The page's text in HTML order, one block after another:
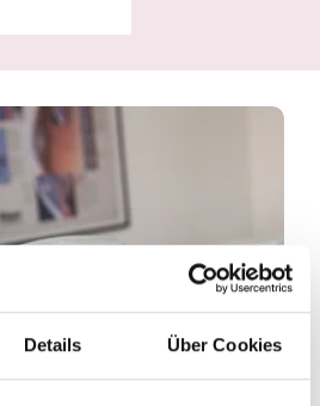
Details Über Cookies